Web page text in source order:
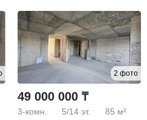
2 фото
49 000 000 ₸
3-комн. 5/14 эт. 85 м²